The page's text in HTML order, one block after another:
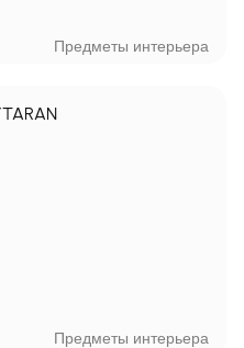
Предметы интерьера
Предметы интерьера